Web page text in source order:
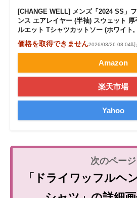
[CHANGE WELL] メンズ「2024 SS」
ンス エアレイヤー (半袖) スウェット
ルエット Tシャツカットソー (ホワイト,
価格を取得できません2026/03/26 08:04時
Amazon
楽天市場
Yahoo
「ドライワッフルヘ